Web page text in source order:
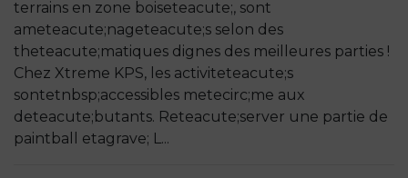
terrains en zone boiseteacute;, sont
ameteacute;nageteacute;s selon des
theteacute;matiques dignes des meilleures parties !
Chez Xtreme KPS, les activiteteacute;s
sontetnbsp;accessibles metecirc;me aux
deteacute;butants. Reteacute;server une partie de
paintball etagrave; L...